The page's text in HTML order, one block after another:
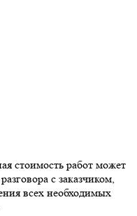
стоимость работ может
с заказчиком,
всех необходимых